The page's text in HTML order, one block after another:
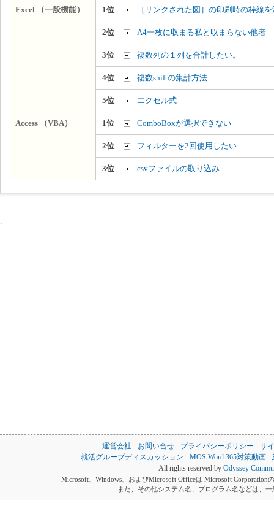
Excel （一般機能） 1位 ［リンクされた図］の印刷時の枠線
2位 A4一枚に収まる私と収まらない他者
3位 複数列の１列を合計したい。
4位 複数shiftの集計方法
5位 エクセル式
Access （VBA） 1位 ComboBoxが選択できない
2位 フィルターを2回使用したい
3位 csvファイルの取り込み
運営会社 - お問い合せ - プライバシーポリシー - サ
就活グループディスカッション -MOS Word 365対策動画 -
All rights reserved by Odyssey
Microsoft、Windows、およびMicrosoft Officeは Microsoft Corporation
また、その他システム名、プログラム名などは、